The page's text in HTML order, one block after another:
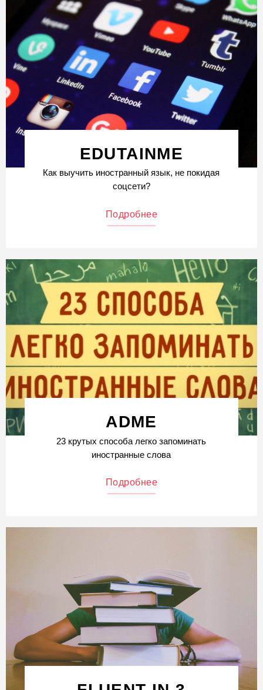
EDUTAINME
Как выучить иностранный язык, не покидая
соцсети?
Подробнее
ADME
23 крутых способа легко запоминать
иностранные слова
Подробнее